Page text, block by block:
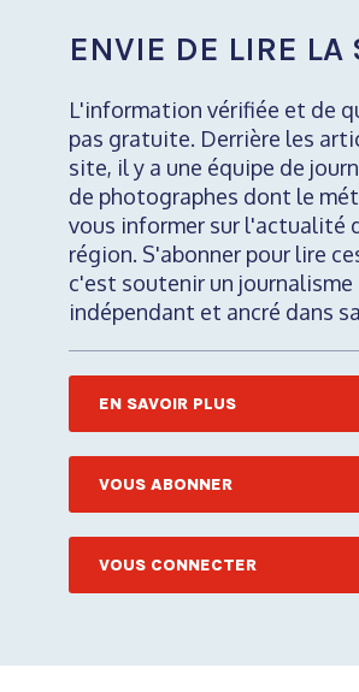
ENVIE DE LIRE LA
L'information vérifiée et de
pas gratuite. Derrière les
site, il y a une équipe de
de photographes dont le
vous informer sur l'actualité
région. S'abonner pour lire
c'est soutenir un journalisme
indépendant et ancré dans
EN SAVOIR PLUS
VOUS ABONNER
VOUS CONNECTER